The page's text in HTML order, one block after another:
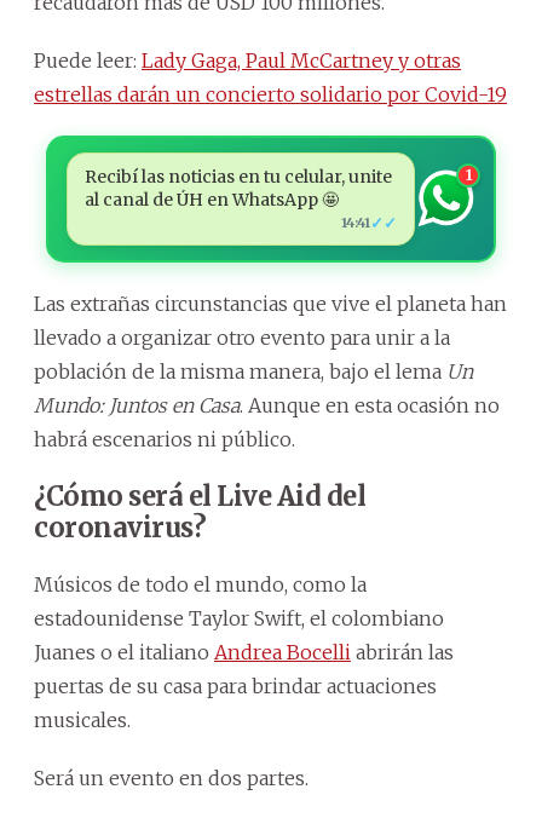
Puede leer: Lady Gaga, Paul McCartney y otras
estrellas darán un concierto solidario por Covid-19
Recibí las noticias en tu celular, unite
al canal de ÚH en WhatsApp 🤩
14:41 ✓✓
1
Las extrañas circunstancias que vive el planeta han
llevado a organizar otro evento para unir a la
población de la misma manera, bajo el lema Un
Mundo: Juntos en Casa. Aunque en esta ocasión no
habrá escenarios ni público.
¿Cómo será el Live Aid del
coronavirus?
Músicos de todo el mundo, como la
estadounidense Taylor Swift, el colombiano
Juanes o el italiano Andrea Bocelli abrirán las
puertas de su casa para brindar actuaciones
musicales.
Será un evento en dos partes.